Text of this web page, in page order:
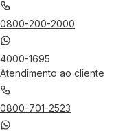
0800-200-2000
4000-1695
Atendimento ao cliente
0800-701-2523